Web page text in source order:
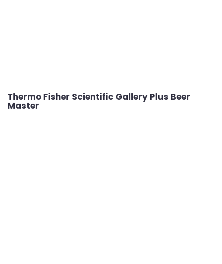
Thermo Fisher Scientific Gallery Plus Beer
Master